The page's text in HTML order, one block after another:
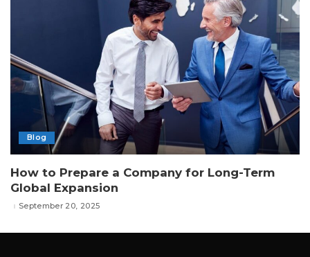
Blog
How to Prepare a Company for Long-Term
Global Expansion
September 20, 2025